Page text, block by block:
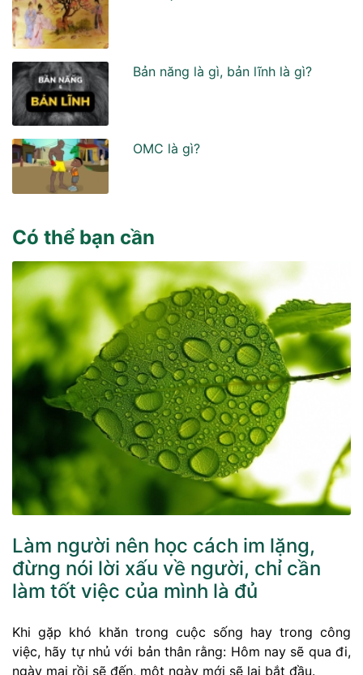
Bản năng là gì, bản lĩnh là gì?
OMC là gì?
Có thể bạn cần
Làm người nên học cách im lặng,
đừng nói lời xấu về người, chỉ cần
làm tốt việc của mình là đủ
Khi gặp khó khăn trong cuộc sống hay trong công
việc, hãy tự nhủ với bản thân rằng: Hôm nay sẽ qua đi,
ngày mai rồi sẽ đến, một ngày mới sẽ lại bắt đầu.